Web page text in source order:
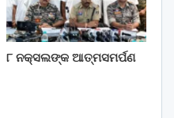
୮ ନକ୍ସଲଙ୍କ ଆତ୍ମସମର୍ପଣ